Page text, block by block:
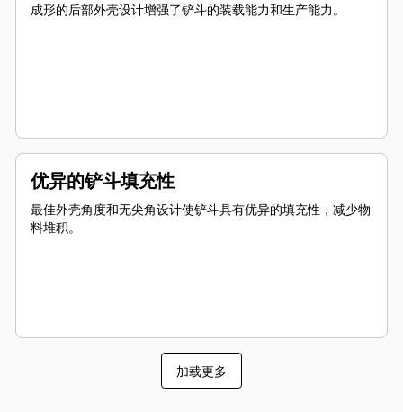
成形的后部外壳设计增强了铲斗的装载能力和生产能力。
优异的铲斗填充性
最佳外壳角度和无尖角设计使铲斗具有优异的填充性，减少物
料堆积。
加载更多